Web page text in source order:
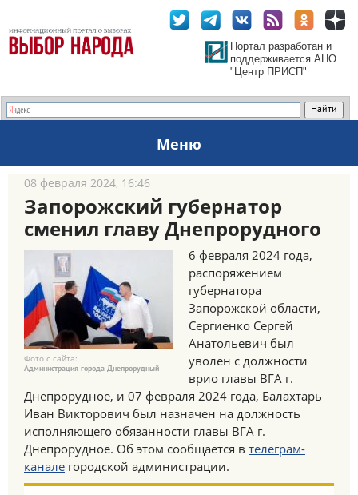
Портал разработан и
поддерживается АНО
"Центр ПРИСП"
Меню
08 февраля 2024, 16:46
Запорожский губернатор
сменил главу Днепрорудного
Фото с сайта:
Администрация города Днепрорудный
6 февраля 2024 года,
распоряжением
губернатора
Запорожской области,
Сергиенко Сергей
Анатольевич был
уволен с должности
врио главы ВГА г.
Днепрорудное, и 07 февраля 2024 года, Балахтарь
Иван Викторович был назначен на должность
исполняющего обязанности главы ВГА г.
Днепрорудное. Об этом сообщается в телеграм-
канале городской администрации.